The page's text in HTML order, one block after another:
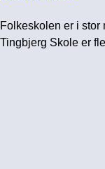
Folkeskolen er i
Tingbjerg Skole er